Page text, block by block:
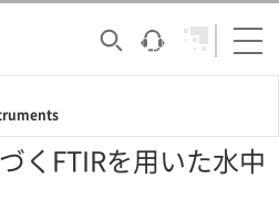
くFTIRを用いた水中